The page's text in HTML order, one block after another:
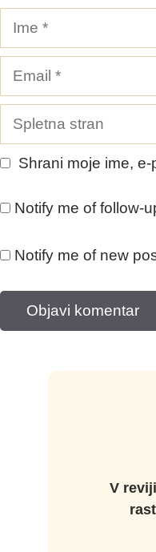
Spletna
stran
Shrani moje ime,
Notify me of follow-
Notify me of new
V